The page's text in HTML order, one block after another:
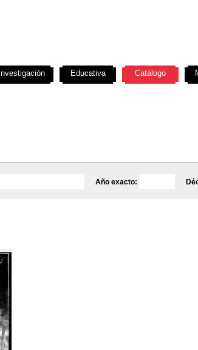
Año exacto:
Investigación Educativa Catálogo